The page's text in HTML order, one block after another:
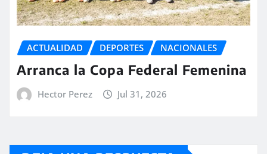
ACTUALIDAD DEPORTES NACIONALES
Arranca la Copa Federal Femenina
Hector Perez Jul 31, 2026